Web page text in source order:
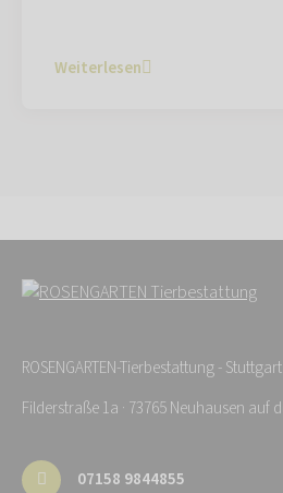
Weiterlesen
ROSENGARTEN-Tierbestattung - Stuttgart
Filderstraße 1a · 73765 Neuhausen auf
07158 9844855